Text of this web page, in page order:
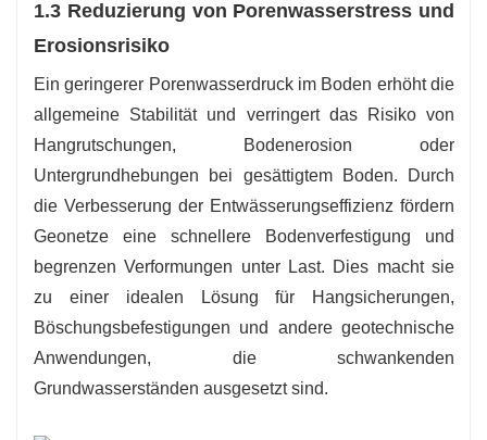
1.3 Reduzierung von Porenwasserstress und
Erosionsrisiko
Ein geringerer Porenwasserdruck im Boden erhöht die
allgemeine Stabilität und verringert das Risiko von
Hangrutschungen, Bodenerosion oder
Untergrundhebungen bei gesättigtem Boden. Durch
die Verbesserung der Entwässerungseffizienz fördern
Geonetze eine schnellere Bodenverfestigung und
begrenzen Verformungen unter Last. Dies macht sie
zu einer idealen Lösung für Hangsicherungen,
Böschungsbefestigungen und andere geotechnische
Anwendungen, die schwankenden
Grundwasserständen ausgesetzt sind.